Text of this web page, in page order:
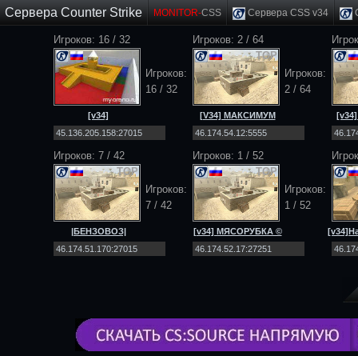
Сервера Counter Strike MONITOR-CSS Сервера CSS v34
Игроков: 16 / 32
TOP
Игроков:
16 / 32
[v34]
EXODUS_PROJECT
|PUBLIC|MULTIMOD|
Игроков: 2 / 64
TOP
Игроков:
2 / 64
[V34] МАКСИМУМ
[Public] 18+
Игроков: 7 / 42
TOP
Игроков:
7 / 42
|БЕНЗОВОЗ|
[DEATHMATCH] [NO-
STEAM|v34]
Игроков: 1 / 52
TOP
Игроков:
1 / 52
[v34] МЯСОРУБКА ©
2026 In-Teri [Public]
18+